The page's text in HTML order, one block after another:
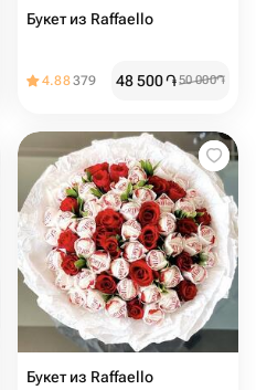
Букет из Raffaello
4.88379 48 500֏50 000֏
Букет из Raffaello